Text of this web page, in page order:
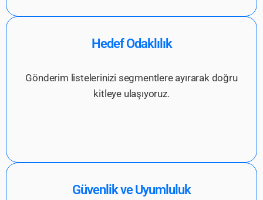
Hedef Odaklılık
Gönderim listelerinizi segmentlere ayırarak doğru
kitleye ulaşıyoruz.
Güvenlik ve Uyumluluk